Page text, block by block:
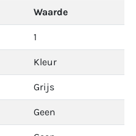
Waarde
1
Kleur
Grijs
Geen